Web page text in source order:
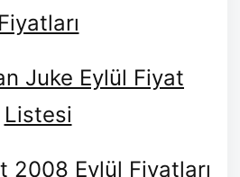
Fiyatları
Juke Eylül Fiyat
Listesi
2008 Eylül Fiyatları